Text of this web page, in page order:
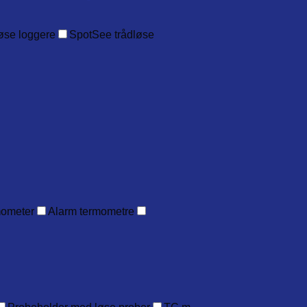
loggere
SpotSee trådløse
Alarm termometre